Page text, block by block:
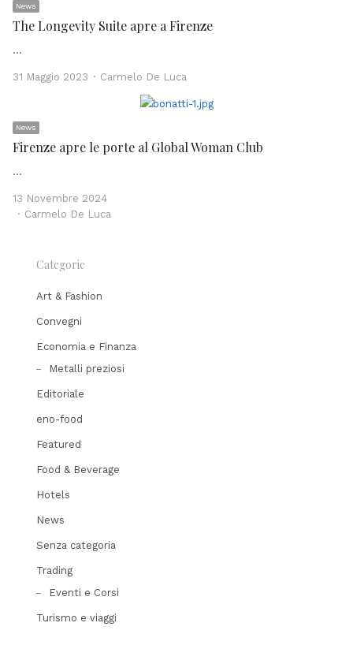
News
The Longevity Suite apre a Firenze
…
31 Maggio 2023 Author
Carmelo De Luca
News
Firenze apre le porte al Global Woman Club
…
13 Novembre 2024
Author
Carmelo De Luca
Categorie
Art & Fashion
Convegni
Economia e Finanza
Metalli preziosi
Editoriale
eno-food
Featured
Food & Beverage
Hotels
News
Senza categoria
Trading
Eventi e Corsi
Turismo e viaggi